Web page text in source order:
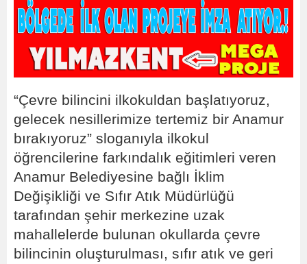
“Çevre bilincini ilkokuldan başlatıyoruz,
gelecek nesillerimize tertemiz bir Anamur
bırakıyoruz” sloganıyla ilkokul
öğrencilerine farkındalık eğitimleri veren
Anamur Belediyesine bağlı İklim
Değişikliği ve Sıfır Atık Müdürlüğü
tarafından şehir merkezine uzak
mahallelerde bulunan okullarda çevre
bilincinin oluşturulması, sıfır atık ve geri